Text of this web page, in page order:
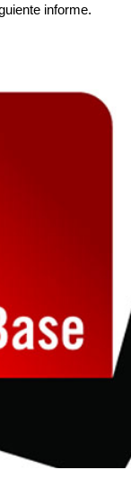
informe.